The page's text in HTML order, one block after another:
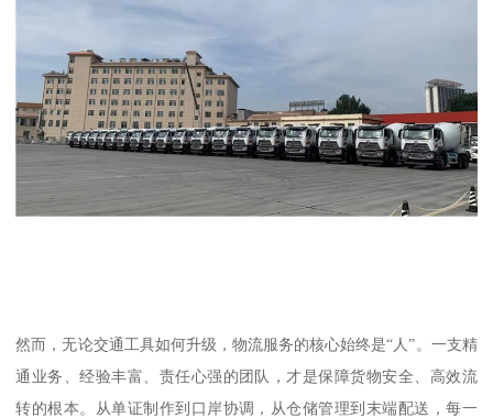
然而，无论交通工具如何升级，物流服务的核心始终是“人”。一支精
通业务、经验丰富、责任心强的团队，才是保障货物安全、高效流
转的根本。从单证制作到口岸协调，从仓储管理到末端配送，每一